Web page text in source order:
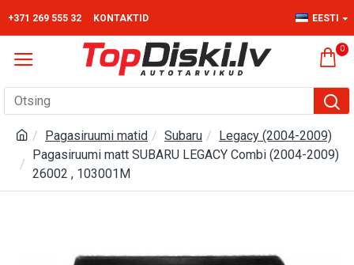
+371 269 555 32 KONTAKTID EESTI
0
Pagasiruumi matid Subaru
Legacy (2004-2009)
Pagasiruumi matt SUBARU LEGACY Combi (2004-2009)
26002 , 103001M